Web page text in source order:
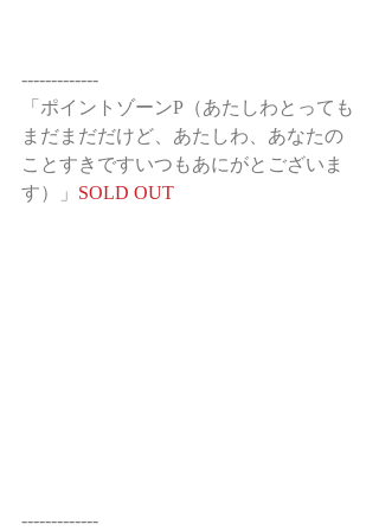
-------------
「ポイントゾーンP（あたしわとっても
まだまだだけど、あたしわ、あなたの
ことすきですいつもあにがとございま
す）」 SOLD OUT
-------------